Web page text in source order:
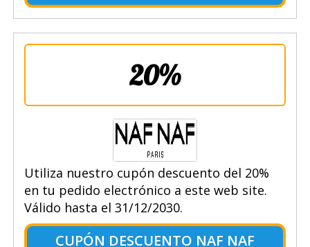
20%
Utiliza nuestro cupón descuento del 20%
en tu pedido electrónico a este web site.
Válido hasta el 31/12/2030.
CUPÓN DESCUENTO NAF NAF